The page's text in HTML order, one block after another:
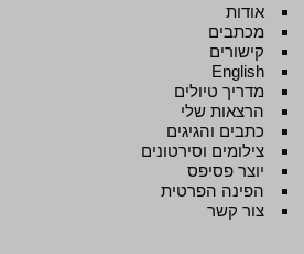
אודות
מכתבים
קישורים
English
מדריך טיולים
הרצאות שלי
כתבים והגיגים
צילומים וסירטונים
יוצר פסיפס
הפינה הפרטית
צור קשר